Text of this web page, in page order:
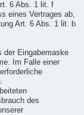
6 Abs. 1 lit. f
eines Vertrages ab,
Art. 6 Abs. 1 lit. b
der Eingabemaske
Im Falle einer
des